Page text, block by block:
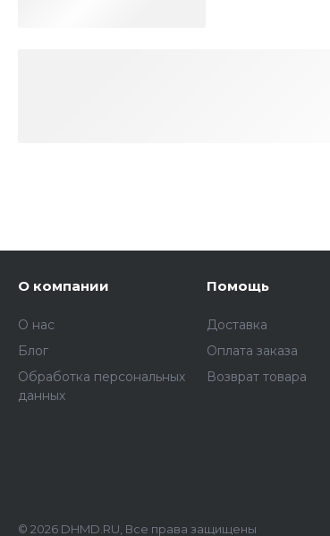
О компании
О нас
Блог
Обработка персональных
данных
Помощь
Доставка
Оплата заказа
Возврат товара
© 2026 DHMD.RU, Все права защищены